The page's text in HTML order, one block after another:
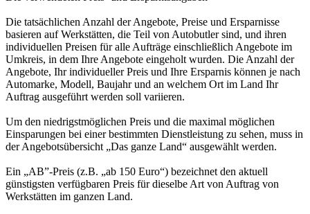
Die tatsächlichen Anzahl der Angebote, Preise und Ersparnisse
basieren auf Werkstätten, die Teil von Autobutler sind, und ihren
individuellen Preisen für alle Aufträge einschließlich Angebote im
Umkreis, in dem Ihre Angebote eingeholt wurden. Die Anzahl der
Angebote, Ihr individueller Preis und Ihre Ersparnis können je nach
Automarke, Modell, Baujahr und an welchem Ort im Land Ihr
Auftrag ausgeführt werden soll variieren.
Um den niedrigstmöglichen Preis und die maximal möglichen
Einsparungen bei einer bestimmten Dienstleistung zu sehen, muss in
der Angebotsübersicht „Das ganze Land“ ausgewählt werden.
Ein „AB”-Preis (z.B. „ab 150 Euro“) bezeichnet den aktuell
günstigsten verfügbaren Preis für dieselbe Art von Auftrag von
Werkstätten im ganzen Land.